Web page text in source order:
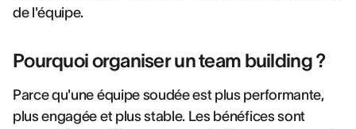
de l'équipe.
Pourquoi organiser un team building ?
Parce qu'une équipe soudée est plus performante,
plus engagée et plus stable. Les bénéfices sont